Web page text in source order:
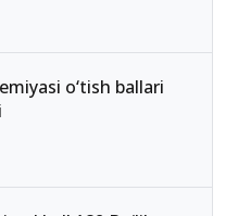
ballari bilan kirish
o‘tish ballari